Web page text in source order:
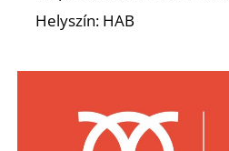
Helyszín: HAB